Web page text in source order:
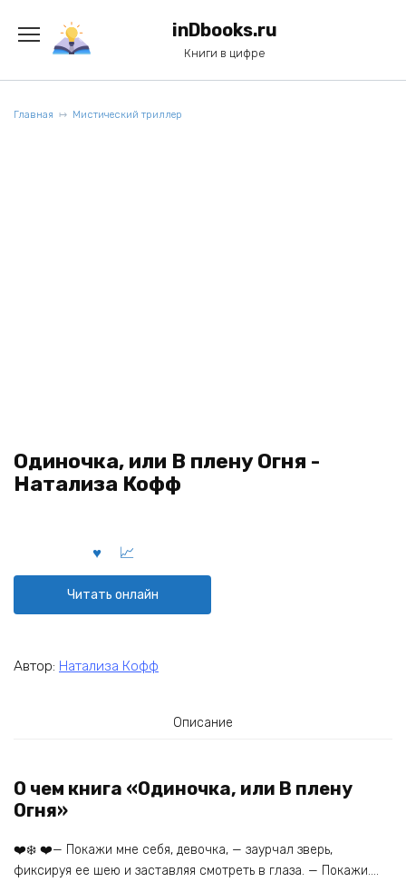
содержанию
inDbooks.ru
Книги в цифре
Главная Мистический триллер
Одиночка, или В плену Огня -
Натализа Кофф
Читать онлайн
Автор: Натализа Кофф
Описание
О чем книга «Одиночка, или В плену
Огня»
❤️❄️ ❤️— Покажи мне себя, девочка, — заурчал зверь,
фиксируя ее шею и заставляя смотреть в глаза. — Покажи….